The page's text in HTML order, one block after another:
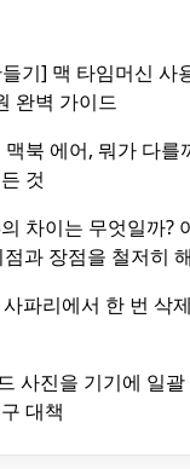
기] 맥 타임머신 사
완벽 가이드
북 에어, 뭐가 다를
것
차이는 무엇일까?
과 장점을 철저히
파리에서 한 번 삭
사진을 기기에 일
대책